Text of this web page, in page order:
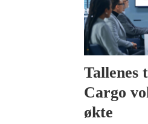
Tallenes
Cargo
økte